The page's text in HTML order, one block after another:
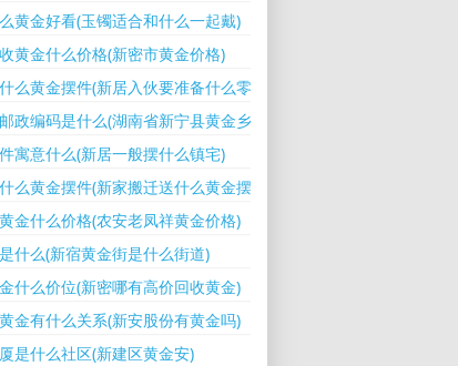
黄金好看(玉镯适合和什么一起戴)
黄金什么价格(新密市黄金价格)
么黄金摆件(新居入伙要准备什么零食吃)
政编码是什么(湖南省新宁县黄金乡卫星地图)
寓意什么(新居一般摆什么镇宅)
么黄金摆件(新家搬迁送什么黄金摆件最好)
金什么价格(农安老凤祥黄金价格)
什么(新宿黄金街是什么街道)
什么价位(新密哪有高价回收黄金)
金有什么关系(新安股份有黄金吗)
是什么社区(新建区黄金安)